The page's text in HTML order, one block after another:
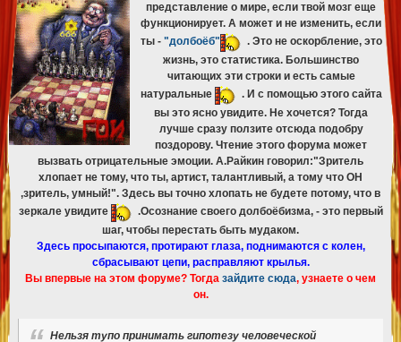
представление о мире, если твой мозг еще
функционирует. А может и не изменить, если
ты - "долбоёб"
. Это не оскорбление, это
жизнь, это статистика. Большинство
читающих эти строки и есть самые
натуральные
. И с помощью этого сайта
вы это ясно увидите. Не хочется? Тогда
лучше сразу ползите отсюда подобру
поздорову. Чтение этого форума может
вызвать отрицательные эмоции. А.Райкин говорил:"Зритель
хлопает не тому, что ты, артист, талантливый, а тому что ОН
,зритель, умный!". Здесь вы точно хлопать не будете потому, что в
зеркале увидите
.Осознание своего долбоёбизма, - это первый
шаг, чтобы перестать быть мудаком.
Здесь просыпаются, протирают глаза, поднимаются с колен,
сбрасывают цепи, расправляют крылья.
Вы впервые на этом форуме? Тогда зайдите сюда, узнаете о чем
он.
Нельзя тупо принимать гипотезу человеческой